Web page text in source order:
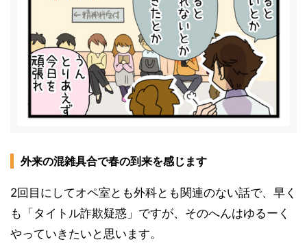
外来の混雑具合で春の到来を感じます
2回目にしてオペ室とも外科とも関連のない話で、早く
も「タイトル詐欺疑惑」ですが、そのへんはゆるーく
やっていきたいと思います。